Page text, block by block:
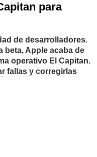
para
de desarrolladores.
beta, Apple acaba de
operativo El Capitan.
fallas y corregirlas